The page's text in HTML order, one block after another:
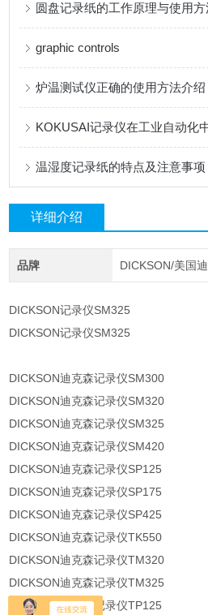
圆盘记录纸的工作原理与使用方
graphic controls
炉温测试仪正确的使用方法介绍
KOKUSAI记录仪在工业自动化
温湿度记录纸的特点及注意事项
详细介绍
品牌 DICKSON/美国
DICKSON记录仪SM325
DICKSON记录仪SM325
DICKSON迪克森记录仪SM300
DICKSON迪克森记录仪SM320
DICKSON迪克森记录仪SM325
DICKSON迪克森记录仪SM420
DICKSON迪克森记录仪SP125
DICKSON迪克森记录仪SP175
DICKSON迪克森记录仪SP425
DICKSON迪克森记录仪TK550
DICKSON迪克森记录仪TM320
DICKSON迪克森记录仪TM325
DICKSON迪克森记录仪TP125